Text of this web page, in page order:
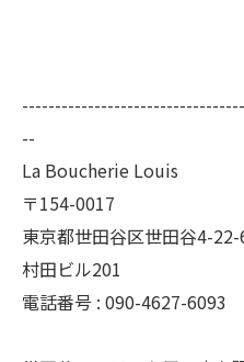
--
La Boucherie Louis
〒154-0017
東京都世田谷区世田谷4-22-
村田ビル201
電話番号 : 090-4627-6093